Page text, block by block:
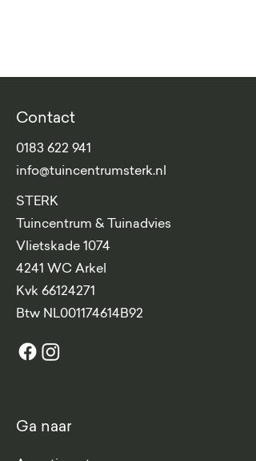
Contact
0183 622 941
info@tuincentrumsterk.nl
STERK
Tuincentrum & Tuinadvies
Vlietskade 1074
4241 WC Arkel
Kvk 66124271
​Btw NL001174614B92
Ga naar